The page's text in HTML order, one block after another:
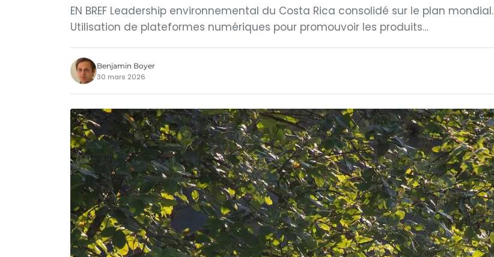
EN BREF Leadership environnemental du Costa Rica consolidé sur le plan mondial.
Utilisation de plateformes numériques pour promouvoir les produits…
Benjamin Boyer
30 mars 2026